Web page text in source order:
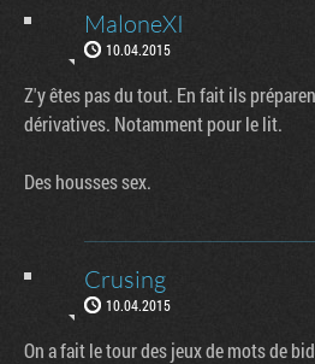
MaloneXI
10.04.2015
Z'y êtes pas du tout. En fait ils
dérivatives. Notamment pour le lit.
Des housses sex.
Crusing
10.04.2015
On a fait le tour des jeux de mots de